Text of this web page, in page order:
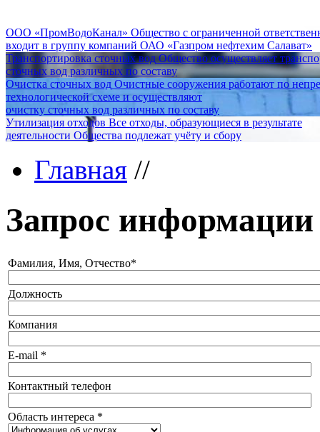
ООО «ПромВодоКанал» Общество с ограниченной
входит в группу компаний ОАО «Газпром нефтехим Салават»
Транспортировка сточных вод Общество осуществляет
сточных вод различных по составу
Очистка сточных вод Очистные сооружения работают по
технологической схеме и осуществляют
очистку сточных вод различных по составу
Утилизация отходов Все отходы, образующиеся в результате
деятельности Общества подлежат учёту и сбору
Главная //
Запрос информации
Фамилия, Имя, Отчество*
Должность
Компания
E-mail *
Контактный телефон
Область интереса *